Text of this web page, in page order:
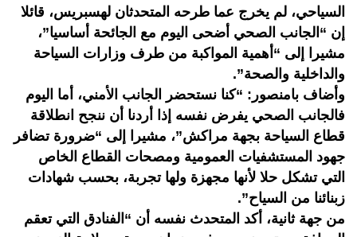
السياحي، لم يخرج عما طرحه المتحدثان لهسبريس، قائلا
إن “الجانب الصحي أضحى اليوم مع الجائحة أساسيا”،
مشيرا إلى “أهمية المواكبة من طرف وزارات السياحة
والداخلية والصحة”.
وأضاف بامنصور: “كنا نستحضر الجانب الأمني، أما اليوم
فالجانب الصحي يفرض نفسه إذا أردنا أن ننجح انطلاقة
قطاع السياحة بجهة مراكش”، مشيرا إلى “ضرورة تضافر
جهود المستشفيات العمومية ومصحات القطاع الخاص
التي تشكل حلا لأنها مجهزة ولها تجربة، بحسب شهادات
زبنائنا من السياح”.
من جهة ثانية، أكد المتحدث نفسه أن “الفنادق التي تعقم